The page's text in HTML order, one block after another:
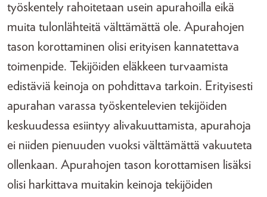
työskentely rahoitetaan usein apurahoilla eikä
muita tulonlähteitä välttämättä ole. Apurahojen
tason korottaminen olisi erityisen kannatettava
toimenpide. Tekijöiden eläkkeen turvaamista
edistäviä keinoja on pohdittava tarkoin. Erityisesti
apurahan varassa työskentelevien tekijöiden
keskuudessa esiintyy alivakuuttamista, apurahoja
ei niiden pienuuden vuoksi välttämättä vakuuteta
ollenkaan. Apurahojen tason korottamisen lisäksi
olisi harkittava muitakin keinoja tekijöiden